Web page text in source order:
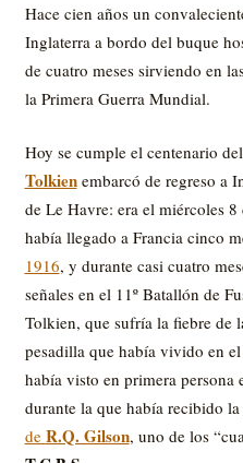
Hace cien años un
Inglaterra a bordo del buque
de cuatro meses sirviendo en
la Primera Guerra Mundial.
Hoy se cumple el centenario
Tolkienembarcó de regreso a
de Le Havre: era el miércoles
había llegado a Francia cinco
1916, y durante casi cuatro
señales en el 11º Batallón de
Tolkien, que sufría la fiebre de
pesadilla que había vivido en
había visto en primera
durante la que había recibido la
de R.Q. Gilson, uno de los